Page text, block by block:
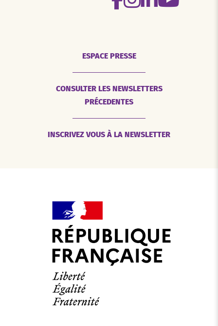
ESPACE PRESSE
CONSULTER LES NEWSLETTERS
PRÉCEDENTES
INSCRIVEZ VOUS À LA NEWSLETTER